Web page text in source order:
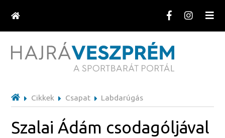
Cikkek Csapat Labdarúgás
Szalai Ádám csodagóljával